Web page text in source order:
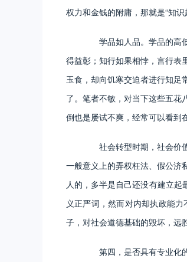
权力和金钱的附庸，那就是“知识
学品如人品。学品的高低
得益彰；知行如果相悖，言行表
玉食，却向饥寒交迫者进行知足
了。笔者不敏，对当下这些五花
倒也是屡试不爽，经常可以看到
社会转型时期，社会价值
一般意义上的弄权枉法、假公济
人的，多半是自己还没有建立
义正严词，然而对内却执政能
子，对社会道德基础的毁坏，远
第四，是否具有专业化的